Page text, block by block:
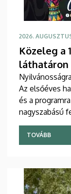
2026.
Közeleg a
láthatáron
Az elsőéves
és a
nagyszabású
része,
vehetnek
TOVÁBB